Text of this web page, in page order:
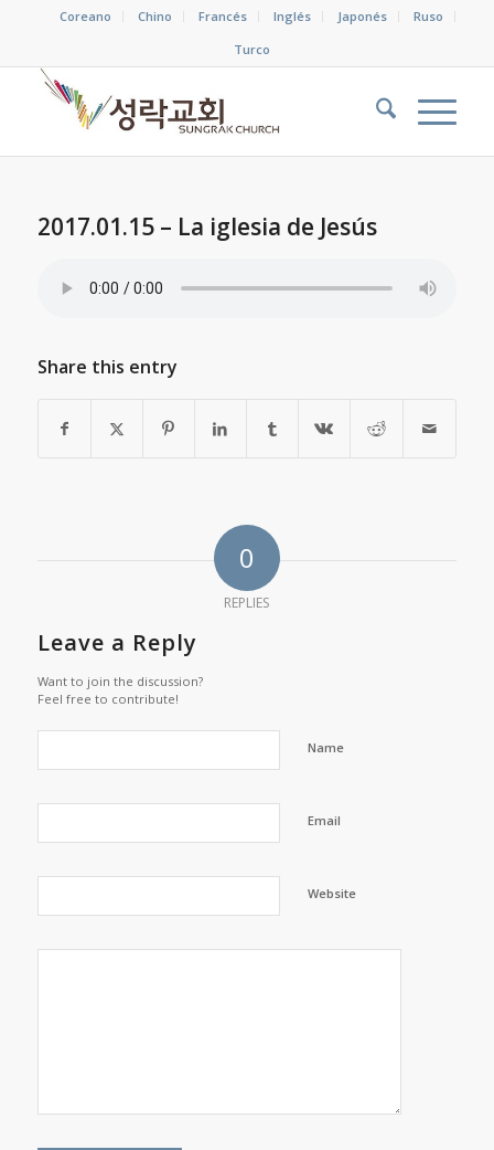
Coreano Chino Francés Inglés Japonés
Ruso
Turco
2017.01.15 – La iglesia de Jesús
Share this entry
0
REPLIES
Leave a Reply
Want to join the discussion?
Feel free to contribute!
Name
Email
Website